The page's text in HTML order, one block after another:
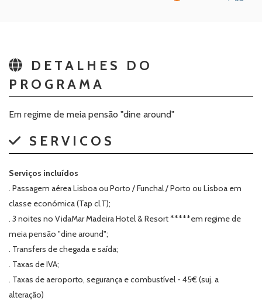
DETALHES DO
PROGRAMA
Em regime de meia pensão "dine around"
SERVICOS
Serviços incluídos
. Passagem aérea Lisboa ou Porto / Funchal / Porto ou Lisboa em
classe económica (Tap cl.T);
. 3 noites no VidaMar Madeira Hotel & Resort *****em regime de
meia pensão "dine around";
. Transfers de chegada e saída;
. Taxas de IVA;
. Taxas de aeroporto, segurança e combustível - 45€ (suj. a
alteração)